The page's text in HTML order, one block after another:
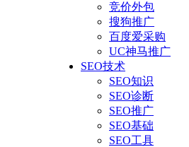
竞价外包
搜狗推广
百度爱采购
UC神马推广
SEO技术
SEO知识
SEO诊断
SEO推广
SEO基础
SEO工具